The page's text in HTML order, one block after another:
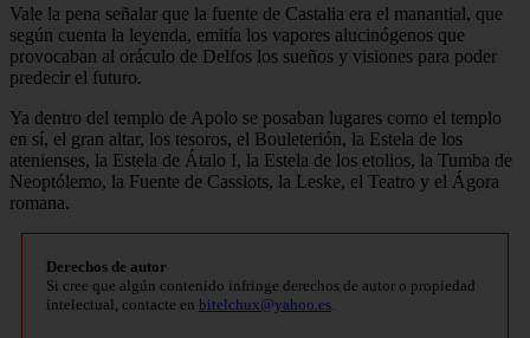
Vale la pena señalar que la fuente de Castalia era el manantial, que
según cuenta la leyenda, emitía los vapores alucinógenos que
provocaban al oráculo de Delfos los sueños y visiones para poder
predecir el futuro.
Ya dentro del templo de Apolo se posaban lugares como el templo
en sí, el gran altar, los tesoros, el Bouleterión, la Estela de los
atenienses, la Estela de Átalo I, la Estela de los etolios, la Tumba de
Neoptólemo, la Fuente de Cassiots, la Leske, el Teatro y el Ágora
romana.
Derechos de autor
Si cree que algún contenido infringe derechos de autor o propiedad
intelectual, contacte en bitelchux@yahoo.es